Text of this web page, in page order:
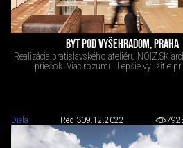
BYT POD VYŠEHRADOM, PRAHA
Realizácia bratislavského ateliéru NOIZ.SK
priečok. Viac rozumu. Lepšie využitie
Diela Red 309.12.2022